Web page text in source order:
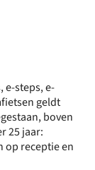
e-steps, e-
geldt
boven
25 jaar:
op receptie en